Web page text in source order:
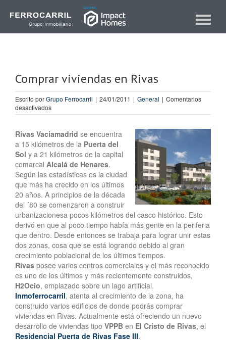
Toggle
Comprar viviendas en Rivas
Escrito porGrupo Ferrocarril | 24/01/2011 | General | Comentarios
desactivadosen
Comprar
en
Rivas
Rivas Vaciamadrid se encuentra
a 15 kilómetros de la Puerta del
Sol y a 21 kilómetros de la capital
comarcal Alcalá de Henares.
Según las estadísticas es la ciudad
que más ha crecido en los últimos
20 años. A principios de la década
del ´80 se comenzaron a construir
urbanizacionesa pocos kilómetros del casco histórico. Esto
derivó en que al poco tiempo había más gente en la periferia
que dentro. Desde entonces se trabaja para lograr unir estas
dos zonas, cosa que se está logrando debido al gran
crecimiento poblacional de los últimos tiempos.
Rivas posee varios centros comerciales y el más reconocido
es uno de los últimos y más recientemente construidos,
H2Ocio, emplazado sobre un lago artificial.
Inmoferrocarril, atenta al crecimiento de la zona, ha
construido varios edificios de donde podrás comprar
viviendas en Rivas. Actualmente está ofreciendo un nuevo
desarrollo de viviendas tipo VPPB en El Cristo de Rivas, el
Residencial Puerta de Rivas Fase III.